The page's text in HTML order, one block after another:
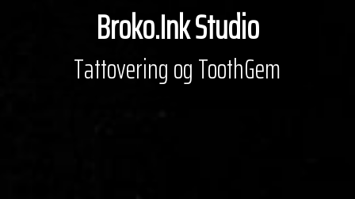
Broko.Ink Studio
Tattovering og ToothGem